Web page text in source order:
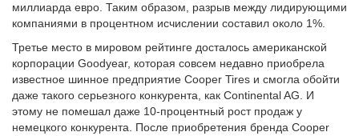
миллиарда евро. Таким образом, разрыв между лидирующими
компаниями в процентном исчислении составил около 1%.
Третье место в мировом рейтинге досталось американской
корпорации Goodyear, которая совсем недавно приобрела
известное шинное предприятие Cooper Tires и смогла обойти
даже такого серьезного конкурента, как Continental AG. И
этому не помешал даже 10-процентный рост продаж у
немецкого конкурента. После приобретения бренда Cooper